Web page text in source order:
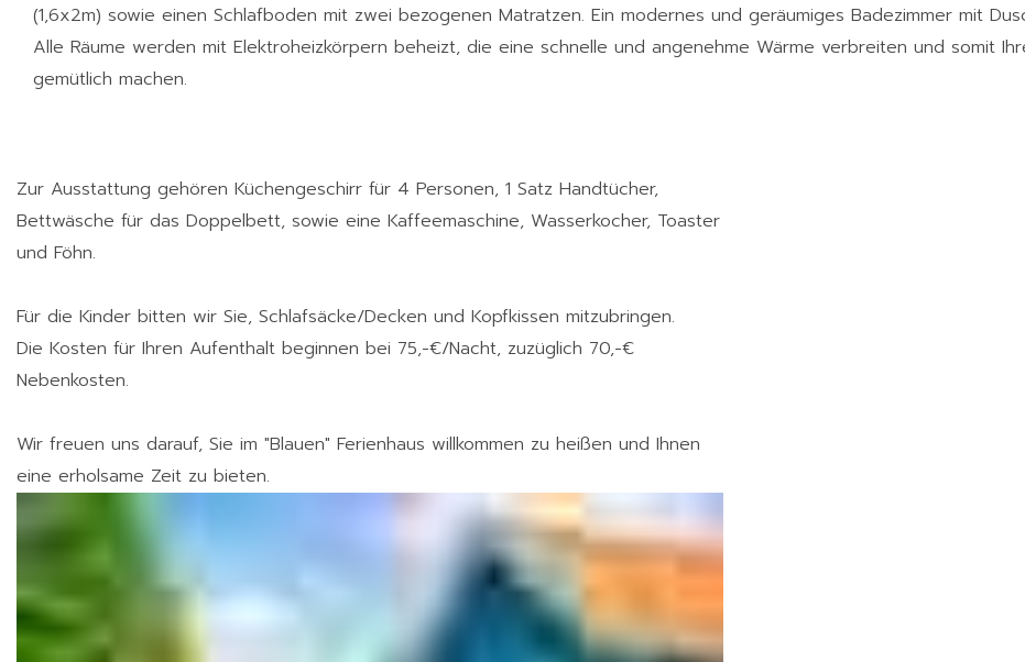
(1,6x2m) sowie einen Schlafboden mit zwei bezogenen Matratzen. Ein modernes und geräumiges Badezimmer mit
Alle Räume werden mit Elektroheizkörpern beheizt, die eine schnelle und angenehme Wärme verbreiten und somit
gemütlich machen.
Zur Ausstattung gehören Küchengeschirr für 4 Personen, 1 Satz Handtücher,
Bettwäsche für das Doppelbett, sowie eine Kaffeemaschine, Wasserkocher, Toaster
und Föhn.
Für die Kinder bitten wir Sie, Schlafsäcke/Decken und Kopfkissen mitzubringen.
Die Kosten für Ihren Aufenthalt beginnen bei 75,-€/Nacht, zuzüglich 70,-€
Nebenkosten.
Wir freuen uns darauf, Sie im "Blauen" Ferienhaus willkommen zu heißen und Ihnen
eine erholsame Zeit zu bieten.